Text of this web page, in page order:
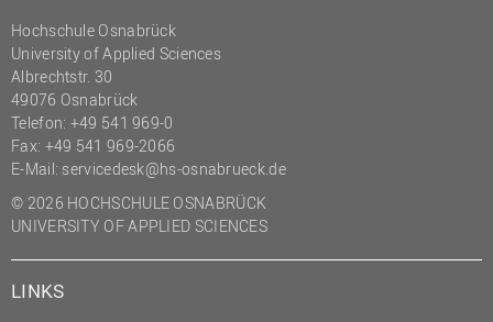
Hochschule Osnabrück
University of Applied Sciences
Albrechtstr. 30
49076 Osnabrück
Telefon: +49 541 969-0
Fax: +49 541 969-2066
E-Mail: servicedesk@hs-osnabrueck.de
© 2026 HOCHSCHULE OSNABRÜCK
UNIVERSITY OF APPLIED SCIENCES
LINKS